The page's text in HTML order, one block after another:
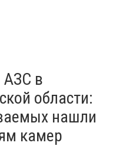
детей
первую
АЗС в
области:
нашли
камер